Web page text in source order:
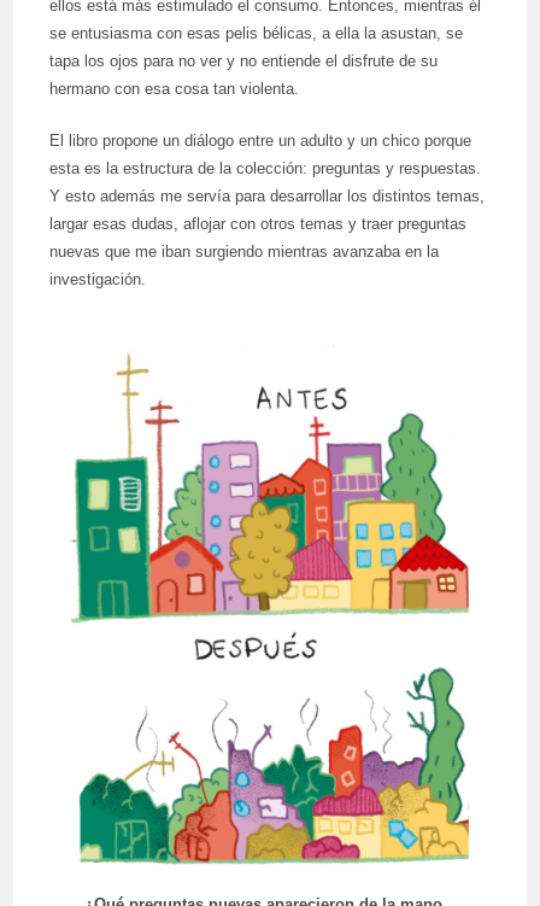
ellos está más estimulado el consumo. Entonces, mientras él
se entusiasma con esas pelis bélicas, a ella la asustan, se
tapa los ojos para no ver y no entiende el disfrute de su
hermano con esa cosa tan violenta.
El libro propone un diálogo entre un adulto y un chico porque
esta es la estructura de la colección: preguntas y respuestas.
Y esto además me servía para desarrollar los distintos temas,
largar esas dudas, aflojar con otros temas y traer preguntas
nuevas que me iban surgiendo mientras avanzaba en la
investigación.